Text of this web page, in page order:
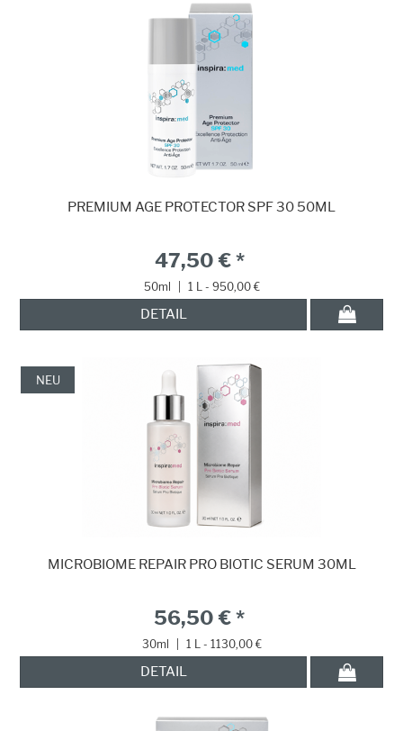
PREMIUM AGE PROTECTOR SPF 30 50ML
47,50 € *
50ml 1 L - 950,00 €
DETAIL
MICROBIOME REPAIR PRO BIOTIC SERUM 30ML
56,50 € *
30ml 1 L - 1130,00 €
DETAIL
NEU